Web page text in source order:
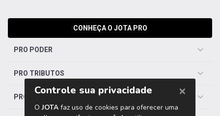
CONHEÇA O JOTA PRO
PRO PODER
PRO TRIBUTOS
PRO TRABALHISTA